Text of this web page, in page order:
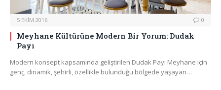
5 EKIM 2016 0
Meyhane Kültürüne Modern Bir Yorum: Dudak
Payı
Modern konsept kapsamında geliştirilen Dudak Payı Meyhane için
genç, dinamik, şehirli, özellikle bulunduğu bölgede yaşayan…